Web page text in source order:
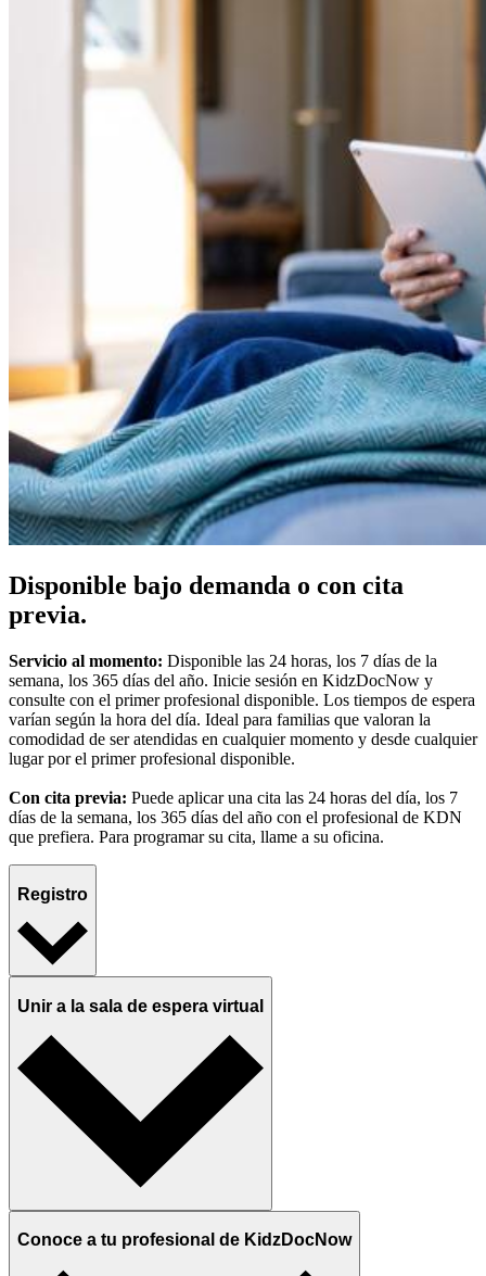
Disponible bajo demanda o con cita
previa.
Servicio al momento: Disponible las 24 horas, los 7 días de la
semana, los 365 días del año. Inicie sesión en KidzDocNow y
consulte con el primer profesional disponible. Los tiempos de espera
varían según la hora del día. Ideal para familias que valoran la
comodidad de ser atendidas en cualquier momento y desde cualquier
lugar por el primer profesional disponible.
Con cita previa: Puede aplicar una cita las 24 horas del día, los 7
días de la semana, los 365 días del año con el profesional de KDN
que prefiera. Para programar su cita, llame a su oficina.
Registro
Unir a la sala de espera virtual
Conoce a tu profesional de KidzDocNow